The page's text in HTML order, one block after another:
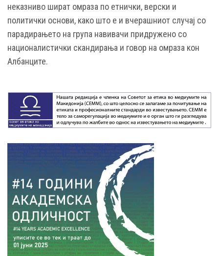
неказниво шират омраза по етнички, верски и
политички основи, како што е и вчерашниот случај со
парадирањето на група навивачи придружено со
националистички скандирања и говор на омраза кон
Албанците.